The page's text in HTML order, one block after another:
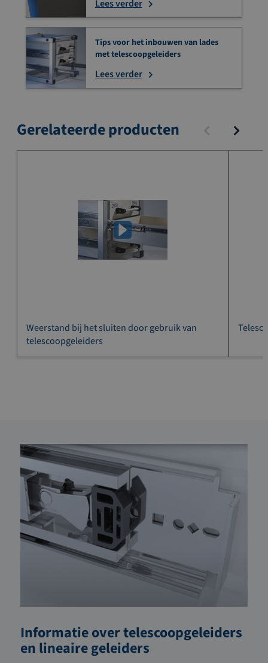
Lees verder
Tips voor het inbouwen van lades
met telescoopgeleiders
Lees verder
Gerelateerde producten
Weerstand bij het sluiten door gebruik van
telescoopgeleiders
Informatie over telescoopgeleiders
en lineaire geleiders